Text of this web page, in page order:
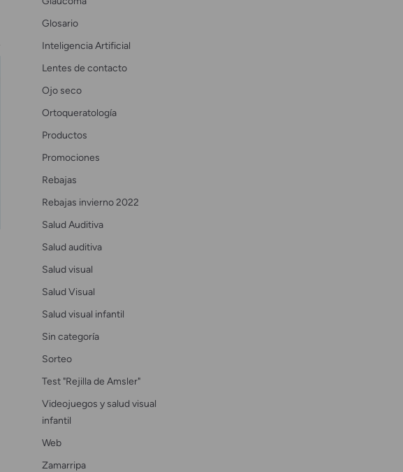
Glosario
Inteligencia Artificial
Lentes de contacto
Ojo seco
Ortoqueratología
Productos
Promociones
Rebajas
Rebajas invierno 2022
Salud Auditiva
Salud auditiva
Salud visual
Salud Visual
Salud visual infantil
Sin categoría
Sorteo
Test "Rejilla de Amsler"
Videojuegos y salud visual
infantil
Web
Zamarripa